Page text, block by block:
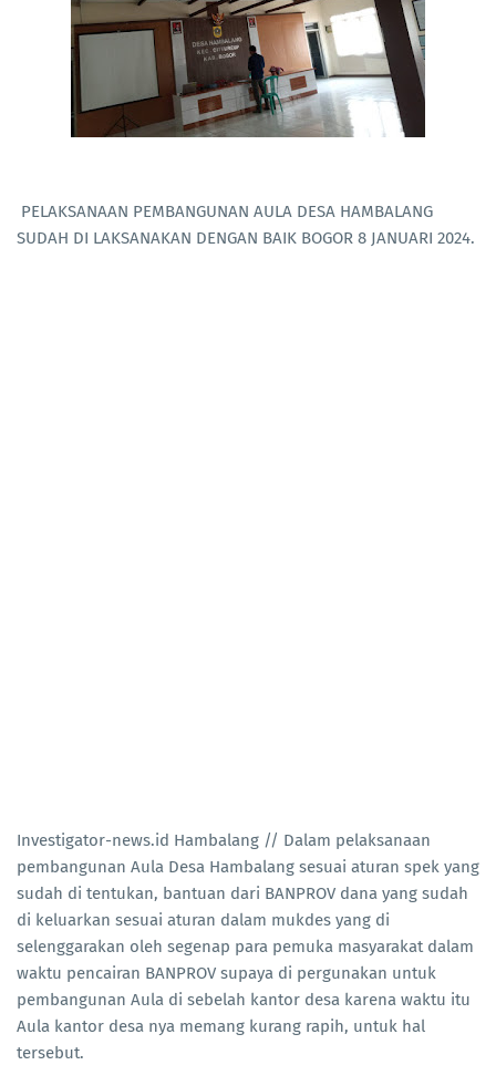
PELAKSANAAN PEMBANGUNAN AULA DESA HAMBALANG
SUDAH DI LAKSANAKAN DENGAN BAIK BOGOR 8 JANUARI 2024.
Investigator-news.id Hambalang // Dalam pelaksanaan
pembangunan Aula Desa Hambalang sesuai aturan spek yang
sudah di tentukan, bantuan dari BANPROV dana yang sudah
di keluarkan sesuai aturan dalam mukdes yang di
selenggarakan oleh segenap para pemuka masyarakat dalam
waktu pencairan BANPROV supaya di pergunakan untuk
pembangunan Aula di sebelah kantor desa karena waktu itu
Aula kantor desa nya memang kurang rapih, untuk hal
tersebut.